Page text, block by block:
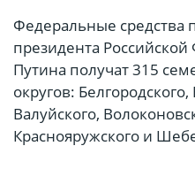
Федеральные средства
президента
Путина получат 315
округов: Белгородского,
Валуйского,
Краснояружского и